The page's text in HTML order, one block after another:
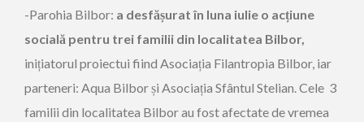
-Parohia Bilbor: a desfășurat în luna iulie o acțiune
socială pentru trei familii din localitatea Bilbor,
inițiatorul proiectui fiind Asociația Filantropia Bilbor, iar
parteneri: Aqua Bilbor și Asociația Sfântul Stelian. Cele 3
familii din localitatea Bilbor au fost afectate de vremea